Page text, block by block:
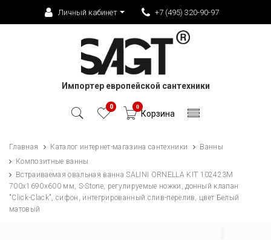
Личный кабинет +7 (495) 320-90-97
Импортер европейской сантехники
0 0
Корзина
Главная Каталог интернет-магазина сантехники
Ванны
Композитные ванны
Встраиваемая овальная ванна SALINI ORNELLA KIT 102423M
700х1690х600 мм, S-Stone, регулируемые ножки, донный клапан
"Click-Clack", сифон, интегрированный слив-перелив, цвет Белый
матовый